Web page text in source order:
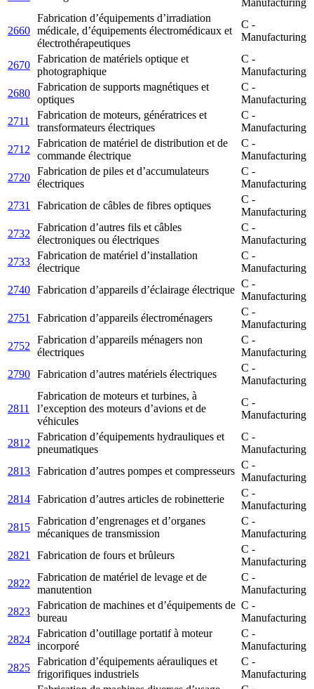
Manufacturing
2660
Fabrication d’équipements d’irradiation
médicale, d’équipements électromédicaux et
électrothérapeutiques
C -
Manufacturing
2670
Fabrication de matériels optique et
photographique
C -
Manufacturing
2680
Fabrication de supports magnétiques et
optiques
C -
Manufacturing
2711
Fabrication de moteurs, génératrices et
transformateurs électriques
C -
Manufacturing
2712
Fabrication de matériel de distribution et de
commande électrique
C -
Manufacturing
2720
Fabrication de piles et d’accumulateurs
électriques
C -
Manufacturing
2731
Fabrication de câbles de fibres optiques
C -
Manufacturing
2732
Fabrication d’autres fils et câbles
électroniques ou électriques
C -
Manufacturing
2733
Fabrication de matériel d’installation
électrique
C -
Manufacturing
2740 Fabrication d’appareils d’éclairage électrique
C -
Manufacturing
2751
Fabrication d’appareils électroménagers
C -
Manufacturing
2752
Fabrication d’appareils ménagers non
électriques
C -
Manufacturing
2790 Fabrication d’autres matériels électriques
C -
Manufacturing
2811
Fabrication de moteurs et turbines, à
l’exception des moteurs d’avions et de
véhicules
C -
Manufacturing
2812
Fabrication d’équipements hydrauliques et
pneumatiques
C -
Manufacturing
2813 Fabrication d’autres pompes et compresseurs
C -
Manufacturing
2814 Fabrication d’autres articles de robinetterie
C -
Manufacturing
2815
Fabrication d’engrenages et d’organes
mécaniques de transmission
C -
Manufacturing
2821
Fabrication de fours et brûleurs
C -
Manufacturing
2822
Fabrication de matériel de levage et de
manutention
C -
Manufacturing
2823
Fabrication de machines et d’équipements de
bureau
C -
Manufacturing
2824
Fabrication d’outillage portatif à moteur
incorporé
C -
Manufacturing
2825
Fabrication d’équipements aérauliques et
frigorifiques industriels
C -
Manufacturing